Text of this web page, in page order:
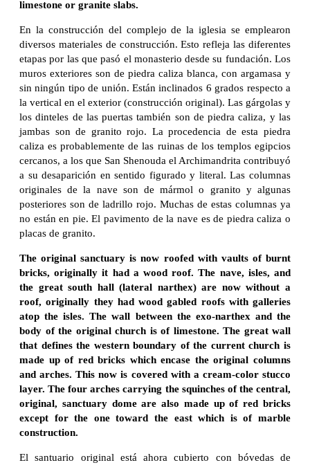
limestone or granite slabs.
En la construcción del complejo de la iglesia se emplearon
diversos materiales de construcción. Esto refleja las diferentes
etapas por las que pasó el monasterio desde su fundación. Los
muros exteriores son de piedra caliza blanca, con argamasa y
sin ningún tipo de unión. Están inclinados 6 grados respecto a
la vertical en el exterior (construcción original). Las gárgolas y
los dinteles de las puertas también son de piedra caliza, y las
jambas son de granito rojo. La procedencia de esta piedra
caliza es probablemente de las ruinas de los templos egipcios
cercanos, a los que San Shenouda el Archimandrita contribuyó
a su desaparición en sentido figurado y literal. Las columnas
originales de la nave son de mármol o granito y algunas
posteriores son de ladrillo rojo. Muchas de estas columnas ya
no están en pie. El pavimento de la nave es de piedra caliza o
placas de granito.
The original sanctuary is now roofed with vaults of burnt
bricks, originally it had a wood roof. The nave, isles, and
the great south hall (lateral narthex) are now without a
roof, originally they had wood gabled roofs with galleries
atop the isles. The wall between the exo-narthex and the
body of the original church is of limestone. The great wall
that defines the western boundary of the current church is
made up of red bricks which encase the original columns
and arches. This now is covered with a cream-color stucco
layer. The four arches carrying the squinches of the central,
original, sanctuary dome are also made up of red bricks
except for the one toward the east which is of marble
construction.
El santuario original está ahora cubierto con bóvedas de